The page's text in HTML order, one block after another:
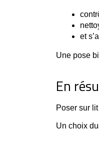
et
Une pose
En
Poser sur
Un choix